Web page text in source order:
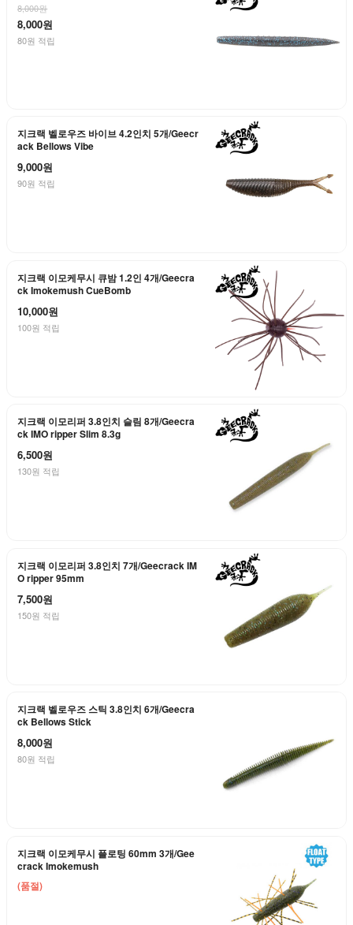
8,000원
8,000원
80원 적립
지크랙 벨로우즈 바이브 4.2인치 5개/Geecr
ack Bellows Vibe
9,000원
90원 적립
지크랙 이모케무시 큐밤 1.2인 4개/Geecra
ck Imokemush CueBomb
10,000원
100원 적립
지크랙 이모리퍼 3.8인치 슬림 8개/Geecra
ck IMO ripper Slim 8.3g
6,500원
130원 적립
지크랙 이모리퍼 3.8인치 7개/Geecrack IM
O ripper 95mm
7,500원
150원 적립
지크랙 벨로우즈 스틱 3.8인치 6개/Geecra
ck Bellows Stick
8,000원
80원 적립
지크랙 이모케무시 플로팅 60mm 3개/Gee
crack Imokemush
(품절)